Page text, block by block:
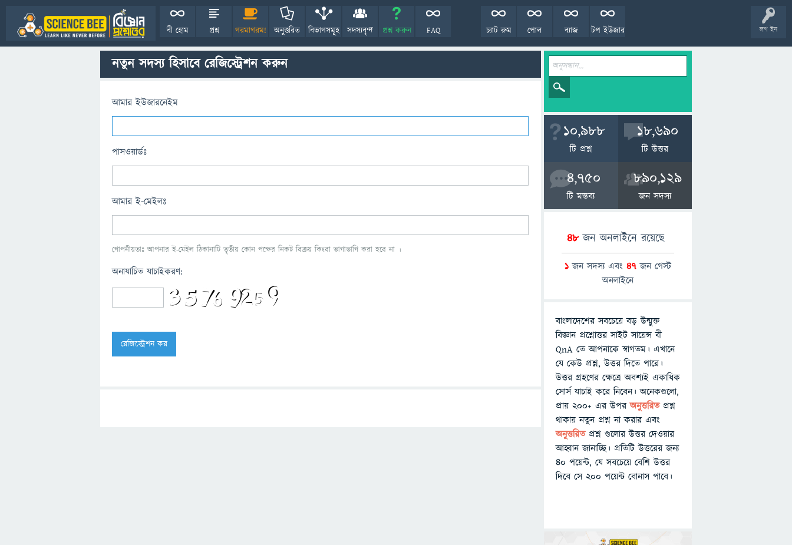
লগ ইন
বী হোম প্রশ্ন গরমাগরম! অনুত্তরিত বিভাগসমূহ সদস্যবৃন্দ প্রশ্ন করুন FAQ টপ ইউজার
ব্যাজ
পোল
চ্যাট রুম
নতুন সদস্য হিসাবে রেজিস্ট্রেশন করুন
আমার ইউজারনেইম
পাসওয়ার্ডঃ
আমার ই-মেইলঃ
গোপনীয়তাঃ আপনার ই-মেইল ঠিকানাটি তৃতীয় কোন পক্ষের নিকট বিক্রয় কিংবা ভাগাভাগি করা হবে না ।
অনাযাচিত যাচাইকরণ:
10,988
টি প্রশ্ন
18,690
টি উত্তর
4,750
টি মন্তব্য
890,129
জন সদস্য
48জন অনলাইনে রয়েছে
1 জন সদস্য এবং 47 জন গেস্ট
অনলাইনে
বাংলাদেশের সবচেয়ে বড় উন্মুক্ত
বিজ্ঞান প্রশ্নোত্তর সাইট সায়েন্স বী
QnA তে আপনাকে স্বাগতম। এখানে
যে কেউ প্রশ্ন, উত্তর দিতে পারে।
উত্তর গ্রহণের ক্ষেত্রে অবশ্যই একাধিক
সোর্স যাচাই করে নিবেন। অনেকগুলো,
প্রায় ২০০+ এর উপরঅনুত্তরিতপ্রশ্ন
থাকায় নতুন প্রশ্ন না করার এবং
অনুত্তরিত প্রশ্ন গুলোর উত্তর দেওয়ার
আহ্বান জানাচ্ছি। প্রতিটি উত্তরের জন্য
৪০ পয়েন্ট, যে সবচেয়ে বেশি উত্তর
দিবে সে ২০০ পয়েন্ট বোনাস পাবে।